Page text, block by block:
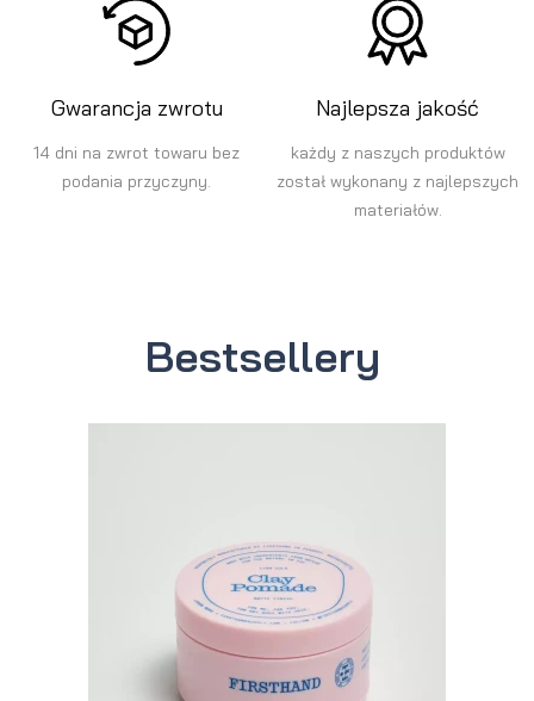
Gwarancja zwrotu
14 dni na zwrot towaru bez
podania przyczyny.
Najlepsza jakość
każdy z naszych produktów
został wykonany z najlepszych
materiałów.
Bestsellery